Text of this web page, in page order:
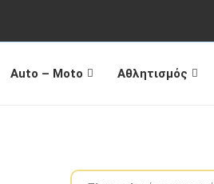
Auto – Moto Αθλητισμός